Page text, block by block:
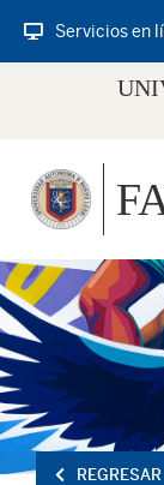
Servicios en
REGRESAR